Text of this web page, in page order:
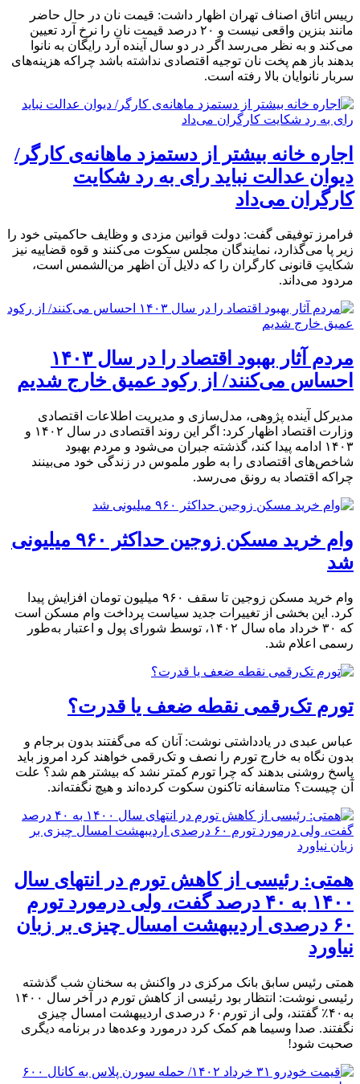
رییس اتاق اصناف تهران اظهار داشت: قیمت‌ نان در حال حاضر
مانند بنزین واقعی نیست و ۲۰ درصد قیمت نان را نرخ آرد تعیین
می‌کند و به نظر می‌رسد اگر در دو سال آینده آرد رایگان به نانوا
بدهند باز هم پخت نان توجیه اقتصادی نداشته باشد چراکه هزینه‌های
سربار نانوایان بالا رفته است.
اجاره خانه بیشتر از دستمزد ماهانه‌ی کارگر/
دیوان عدالت نباید رای به رد شکایت
کارگران می‌داد
فرامرز توفیقی گفت: دولت قوانین مزدی و وظایف حاکمیتی خود را
زیر پا می‌گذارد، نمایندگان مجلس سکوت می‌کنند و قوه قضاییه نیز
شکایتِ قانونی کارگران را که دلایل آن اظهر من‌الشمس است،
مردود می‌داند.
مردم آثار بهبود اقتصاد را در سال ۱۴۰۳
احساس می‌کنند/ از رکود عمیق خارج شدیم
مدیرکل آینده پژوهی، مدل‌سازی و مدیریت اطلاعات اقتصادی
وزارت اقتصاد اظهار کرد: اگر این روند اقتصادی در سال ۱۴۰۲ و
۱۴۰۳ ادامه پیدا کند، گذشته جبران می‌شود و مردم بهبود
شاخص‌های اقتصادی را به طور ملموس در زندگی خود می‌بینند
چراکه اقتصاد به رونق می‌رسد.
وام خرید مسکن زوجین حداکثر ۹۶۰ میلیونی
شد
وام خرید مسکن زوجین تا سقف ۹۶۰ میلیون تومان افزایش پیدا
کرد. این بخشی از تغییرات جدید سیاست پرداخت وام مسکن است
که ۳۰ خرداد ماه سال ۱۴۰۲، توسط شورای پول و اعتبار به‌طور
رسمی اعلام شد.
تورم تک‌رقمی نقطه ضعف یا قدرت؟
عباس عبدی در یادداشتی نوشت: آنان که می‌گفتند بدون برجام و
بدون نگاه به خارج تورم را نصف و تک‌رقمی خواهند کرد امروز باید
پاسخ روشنی بدهند که چرا تورم کمتر نشد که بیشتر هم شد؟ علت
آن چیست؟ متاسفانه تاکنون سکوت کرده‌اند و هیچ نگفته‌اند.
همتی: رئیسی از کاهش تورم در انتهای سال
۱۴۰۰ به ۴۰ درصد گفت، ولی درمورد تورم
۶۰ درصدی اردیبهشت امسال چیزی بر زبان
نیاورد
همتی رئیس سابق بانک مرکزی در واکنش به سخنان شب گذشته
رئیسی نوشت: ‏انتظار بود ‎رئیسی از کاهش ‎تورم در آخر سال ۱۴۰۰
به۴۰٪ گفتند، ولی از تورم۶۰ درصدی اردیبهشت امسال چیزی
نگفتند. صدا وسیما هم کمک کرد درمورد وعده‌ها در برنامه دیگری
صحبت شود!